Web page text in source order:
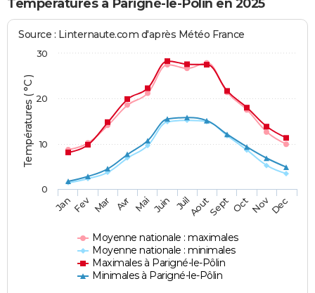
Températures à Parigné-le-Pôlin en 2025
Températures ( °C )
Source : Linternaute.com d'après Météo France
Moyenne nationale : maximales
Moyenne nationale : minimales
Maximales à Parigné-le-Pôlin
Minimales à Parigné-le-Pôlin
JanFev Mar Avr Mai Juin JuilAoutSept OctNovDec
0
10
20
30